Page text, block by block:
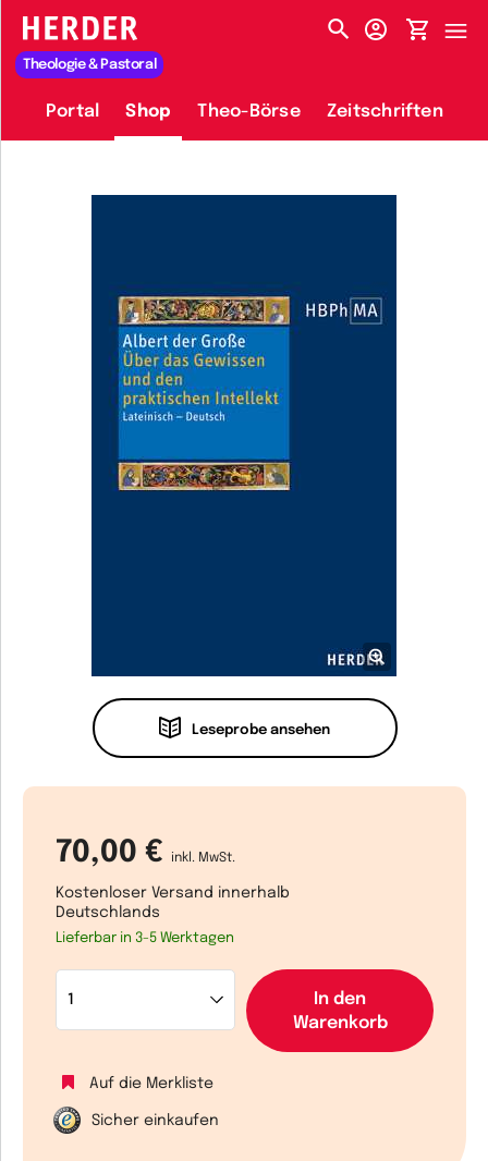
HERDER-MENÜ
Theologie & Pastoral
Portal Shop Theo-Börse Zeitschriften
Leseprobe ansehen
70,00 € inkl. MwSt.
Kostenloser Versand innerhalb
Deutschlands
Lieferbar in 3-5 Werktagen
In den
Warenkorb
Auf die Merkliste
Sicher einkaufen